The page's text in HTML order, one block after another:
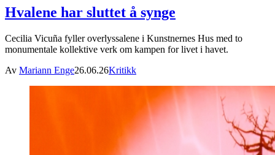
Hvalene har sluttet å synge
Cecilia Vicuña fyller overlyssalene i Kunstnernes Hus med to
monumentale kollektive verk om kampen for livet i havet.
Av Mariann Enge26.06.26Kritikk